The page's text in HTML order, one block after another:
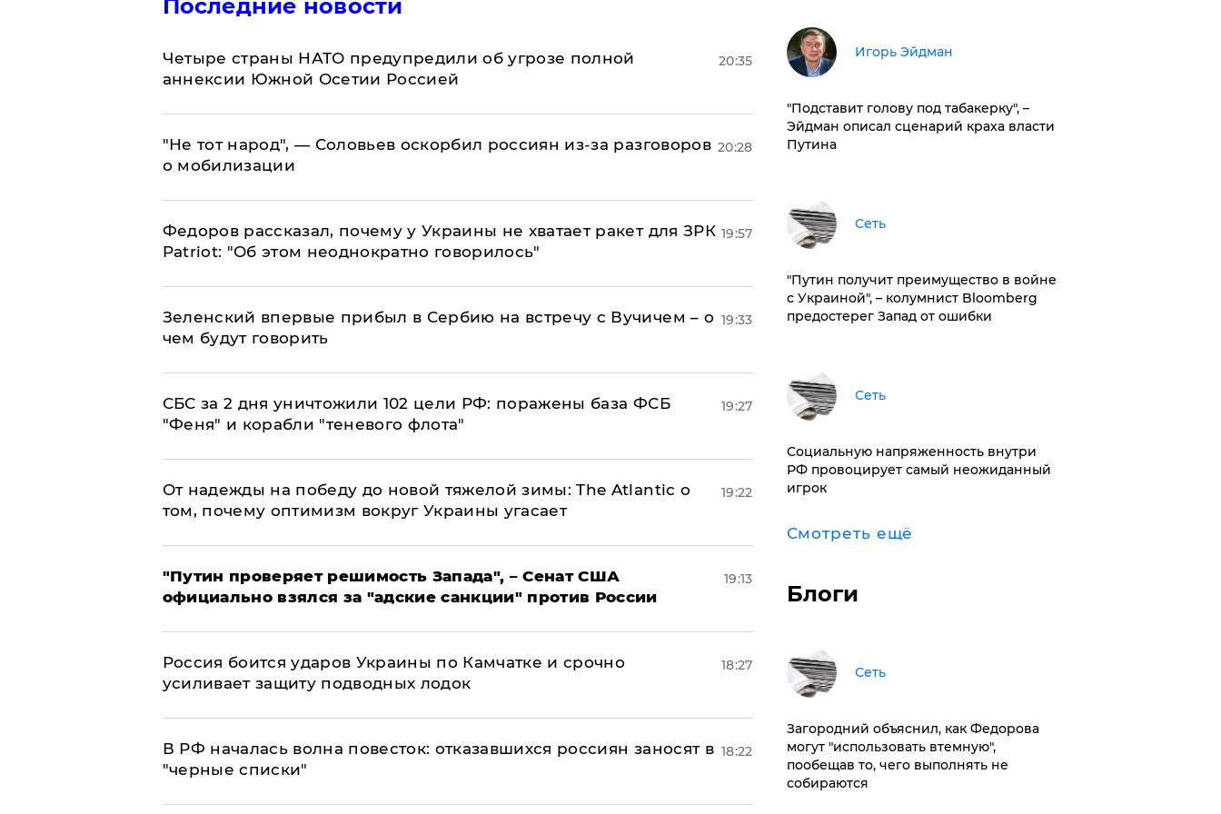
Последние новости
Четыре страны НАТО предупредили об угрозе полной
аннексии Южной Осетии Россией
20:35
​"Не тот народ", — Соловьев оскорбил россиян из-за разговоров
о мобилизации
20:28
Федоров рассказал, почему у Украины не хватает ракет для ЗРК
Patriot: "Об этом неоднократно говорилось"
19:57
Зеленский впервые прибыл в Сербию на встречу с Вучичем – о
чем будут говорить
19:33
СБС за 2 дня уничтожили 102 цели РФ: поражены база ФСБ
"Феня" и корабли "теневого флота"
19:27
От надежды на победу до новой тяжелой зимы: The Atlantic о
том, почему оптимизм вокруг Украины угасает
19:22
"Путин проверяет решимость Запада", – Сенат США
официально взялся за "адские санкции" против России
19:13
Россия боится ударов Украины по Камчатке и срочно
усиливает защиту подводных лодок
18:27
​В РФ началась волна повесток: отказавшихся россиян заносят в
"черные списки"
18:22
Игорь Эйдман
​"Подставит голову под табакерку", –
Эйдман описал сценарий краха власти
Путина
Сеть
"Путин получит преимущество в войне
с Украиной", – колумнист Bloomberg
предостерег Запад от ошибки
Сеть
Социальную напряженность внутри
РФ провоцирует самый неожиданный
игрок
Смотреть ещё
Блоги
Сеть
Загородний объяснил, как Федорова
могут "использовать втемную",
пообещав то, чего выполнять не
собираются